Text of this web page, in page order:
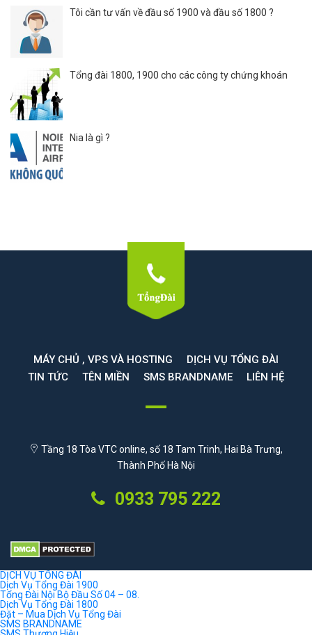
Tôi cần tư vấn về đầu số 1900 và đầu số 1800 ?
Tổng đài 1800, 1900 cho các công ty chứng khoán
Nia là gì ?
MÁY CHỦ , VPS VÀ HOSTING
DỊCH VỤ TỔNG ĐÀI
TIN TỨC
TÊN MIỀN SMS BRANDNAME LIÊN HỆ
Tầng 18 Tòa VTC online, số 18 Tam Trinh, Hai Bà Trưng,
Thành Phố Hà Nội
0933 795 222
DỊCH VỤ TỔNG ĐÀI
Dịch Vụ Tổng Đài 1900
Tổng Đài Nội Bộ Đầu Số 04 – 08.
Dịch Vụ Tổng Đài 1800
Đặt – Mua Dịch Vụ Tổng Đài
SMS BRANDNAME